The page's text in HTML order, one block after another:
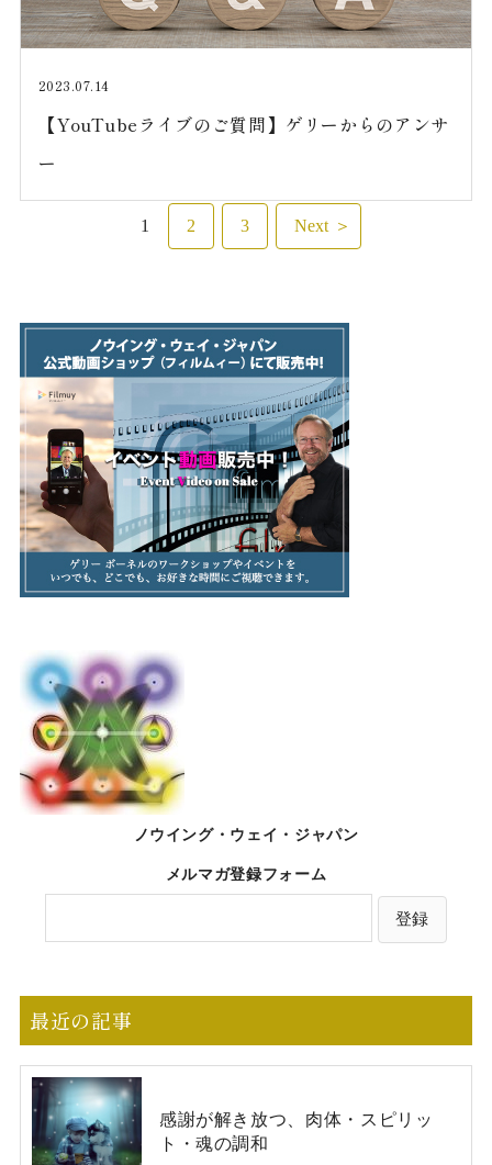
2023.07.14
【YouTubeライブのご質問】ゲリーからのアンサ
ー
1 2 3 Next
ノウイング・ウェイ・ジャパン
メルマガ登録フォーム
最近の記事
感謝が解き放つ、肉体・スピリッ
ト・魂の調和